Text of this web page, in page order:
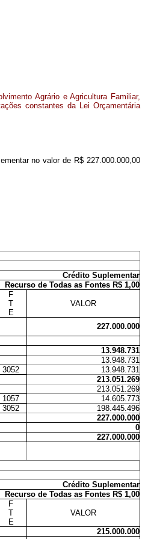
Agrário e Agricultura Familiar,
constantes da Lei Orçamentária
no valor de R$ 227.000.000,00
Crédito Suplementar
Recurso de Todas as Fontes R$ 1,00
F
T
E
VALOR
227.000.000
13.948.731
13.948.731
3052
13.948.731
213.051.269
213.051.269
1057
14.605.773
3052
198.445.496
227.000.000
0
227.000.000
Crédito Suplementar
Recurso de Todas as Fontes R$ 1,00
F
T
E
VALOR
215.000.000